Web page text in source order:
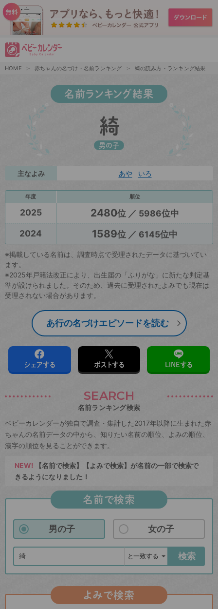
HOME 赤ちゃんの名づけ・名前ランキング 綺の読み方・ランキング結果
名前ランキング結果
綺
男の子
主なよみ あや いろ
年度 順位
2025 2480位 ／ 5986位中
2024
1589位 ／ 6145位中
※掲載している名前は、調査時点で受理されたデータに基づいてい
ます。
※2025年戸籍法改正により、出生届の「ふりがな」に新たな判定基
準が設けられました。そのため、過去に受理されたよみでも現在は
受理されない場合があります。
あ行の名づけエピソードを読む
シェアする ポストする LINEする
SEARCH
名前ランキング検索
ベビーカレンダーが独自で調査・集計した2017年以降に生まれた赤
ちゃんの名前データの中から、知りたい名前の順位、よみの順位、
漢字の順位を見ることができます。
NEW! 【名前で検索】【よみで検索】が名前の一部で検索で
きるようになりました！
名前で検索
男の子 女の子
検索
よみで検索